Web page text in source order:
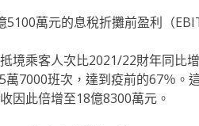
萬元的息稅折攤前盈利（
境乘客人次比2021/22財年同比
7000班次，達到疫前的67％。
因此倍增至18億8300萬元。